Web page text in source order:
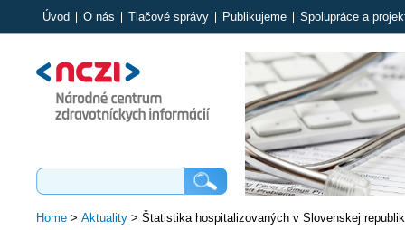
Úvod O nás Tlačové správy Publikujeme Spolupráce a
Home> Aktuality> Štatistika hospitalizovaných v Slovenskej